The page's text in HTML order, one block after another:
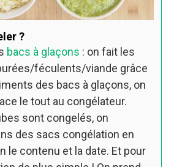
?
bacs à glaçons : on fait les
féculents/viande grâce
des bacs à glaçons, on
le tout au congélateur.
sont congelés, on
des sacs congélation en
le contenu et la date. Et pour